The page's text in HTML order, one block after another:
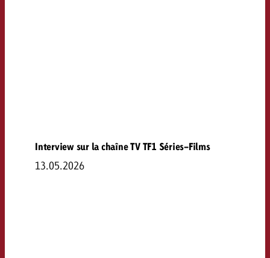
Interview sur la chaîne TV TF1 Séries-Films
13.05.2026